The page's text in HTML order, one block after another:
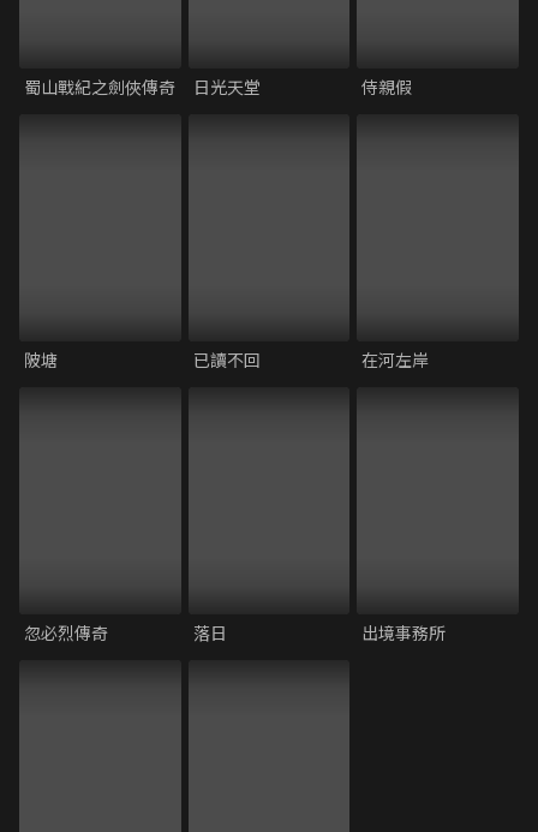
蜀山戰紀之劍俠傳奇 日光天堂 侍親假
陂塘 已讀不回 在河左岸
忽必烈傳奇 落日 出境事務所